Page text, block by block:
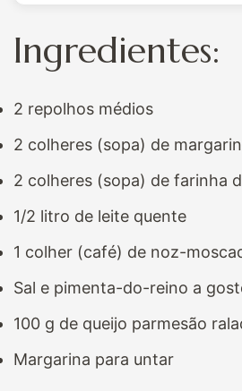
Ingredientes:
2 repolhos médios
2 colheres (sopa) de
2 colheres (sopa) de farinha
1/2 litro de leite quente
1 colher (café) de noz-
Sal e pimenta-do-reino a
100 g de queijo parmesão
Margarina para untar